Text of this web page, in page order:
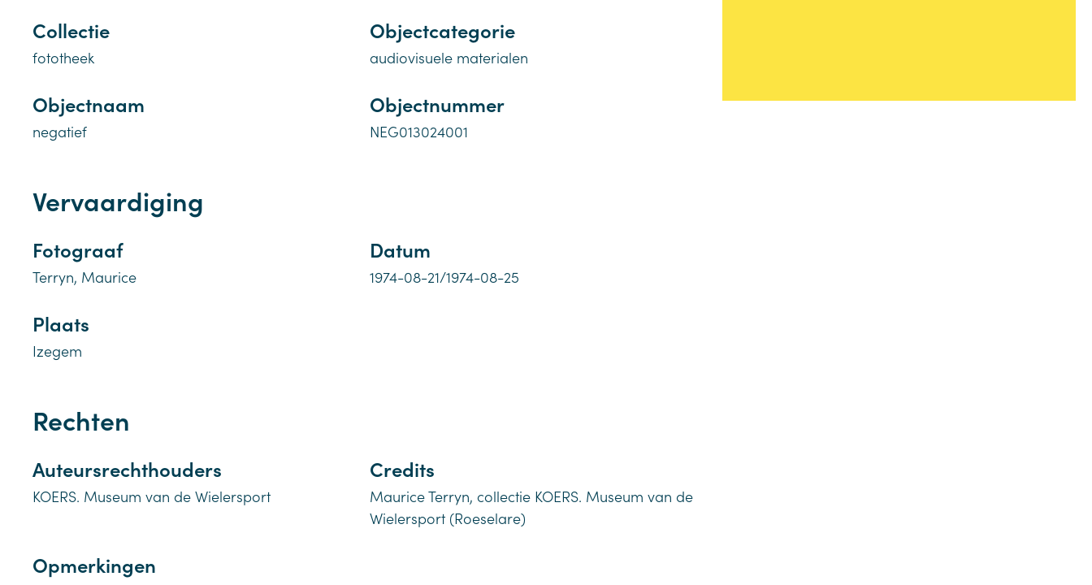
Collectie
fototheek
Objectcategorie
audiovisuele materialen
Objectnaam
negatief
Objectnummer
NEG013024001
Vervaardiging
Fotograaf
Terryn, Maurice
Datum
1974-08-21/1974-08-25
Plaats
Izegem
Rechten
Auteursrechthouders
KOERS. Museum van de Wielersport
Credits
Maurice Terryn, collectie KOERS. Museum van de
Wielersport (Roeselare)
Opmerkingen